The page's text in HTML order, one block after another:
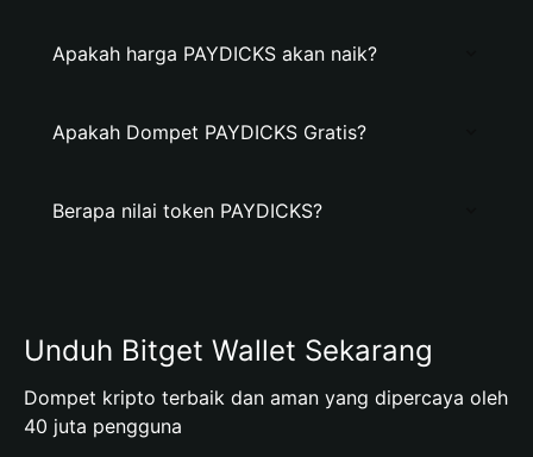
Apakah harga PAYDICKS akan naik?
Apakah Dompet PAYDICKS Gratis?
Berapa nilai token PAYDICKS?
Unduh Bitget Wallet Sekarang
Dompet kripto terbaik dan aman yang dipercaya oleh
40 juta pengguna